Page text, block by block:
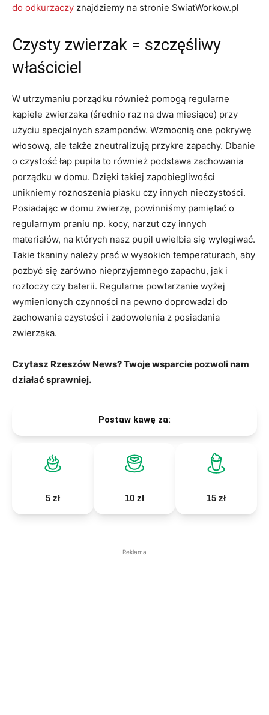
do odkurzaczy znajdziemy na stronie SwiatWorkow.pl
Czysty zwierzak = szczęśliwy
właściciel
W utrzymaniu porządku również pomogą regularne
kąpiele zwierzaka (średnio raz na dwa miesiące) przy
użyciu specjalnych szamponów. Wzmocnią one pokrywę
włosową, ale także zneutralizują przykre zapachy. Dbanie
o czystość łap pupila to również podstawa zachowania
porządku w domu. Dzięki takiej zapobiegliwości
unikniemy roznoszenia piasku czy innych nieczystości.
Posiadając w domu zwierzę, powinniśmy pamiętać o
regularnym praniu np. kocy, narzut czy innych
materiałów, na których nasz pupil uwielbia się wylegiwać.
Takie tkaniny należy prać w wysokich temperaturach, aby
pozbyć się zarówno nieprzyjemnego zapachu, jak i
roztoczy czy baterii. Regularne powtarzanie wyżej
wymienionych czynności na pewno doprowadzi do
zachowania czystości i zadowolenia z posiadania
zwierzaka.
Czytasz Rzeszów News? Twoje wsparcie pozwoli nam
działać sprawniej.
Postaw kawę za:
5 zł 10 zł 15 zł
Reklama